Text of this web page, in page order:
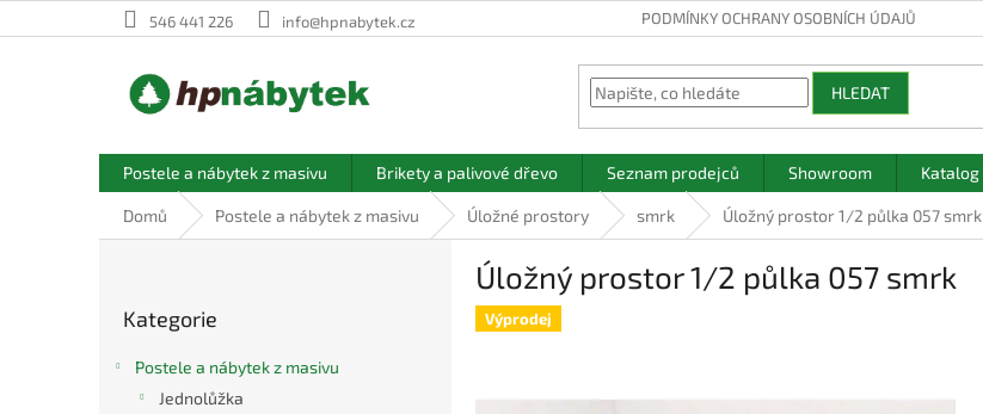
na
546 441 226 info@hpnabytek.cz PODMÍNKY OCHRANY OSOBNÍCH ÚDAJŮ
HLEDAT
Postele a nábytek z masivu Brikety a palivové dřevo Seznam prodejců Showroom Katalog
Domů Postele a nábytek z masivu Úložné prostory smrk Úložný prostor 1/2 půlka 057 smrk
kategorie
Kategorie
Postele a nábytek z masivu
Jednolůžka
Úložný prostor 1/2 půlka 057 smrk
Výprodej